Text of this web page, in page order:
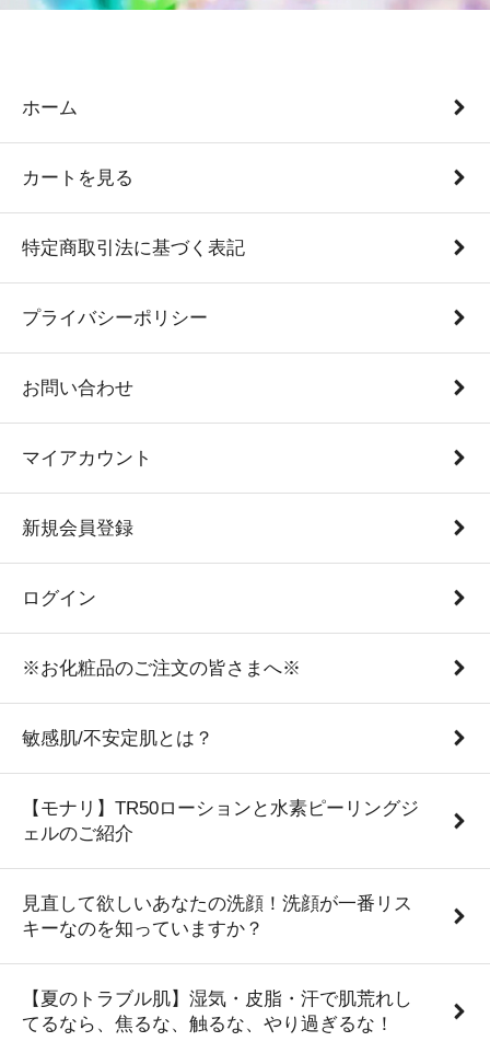
ホーム
カートを見る
特定商取引法に基づく表記
プライバシーポリシー
お問い合わせ
マイアカウント
新規会員登録
ログイン
※お化粧品のご注文の皆さまへ※
敏感肌/不安定肌とは？
【モナリ】TR50ローションと水素ピーリングジ
ェルのご紹介
見直して欲しいあなたの洗顔！洗顔が一番リス
キーなのを知っていますか？
【夏のトラブル肌】湿気・皮脂・汗で肌荒れし
てるなら、焦るな、触るな、やり過ぎるな！